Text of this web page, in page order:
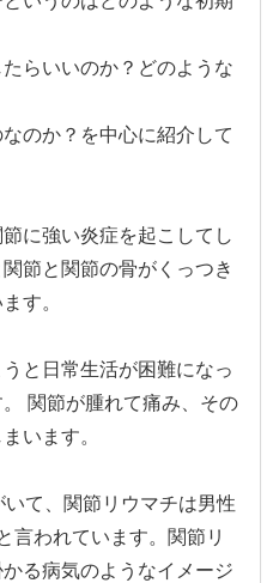
らいいのか？どのような
のか？を中心に紹介して
に強い炎症を起こしてし
節と関節の骨がくっつき
す。
と日常生活が困難になっ
関節が腫れて痛み、その
います。
て、 関節リウマチは男性
言われています。関節リ
る病気のようなイメージ